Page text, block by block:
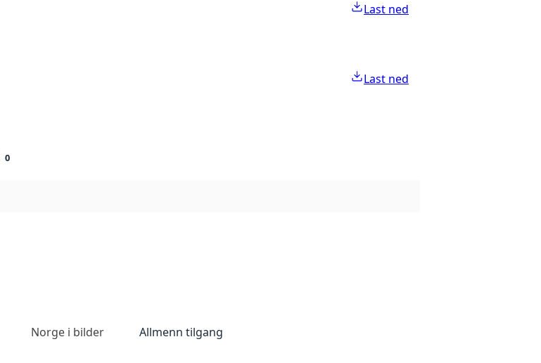
Last ned
Last ned
0
Norge i bilder Allmenn tilgang